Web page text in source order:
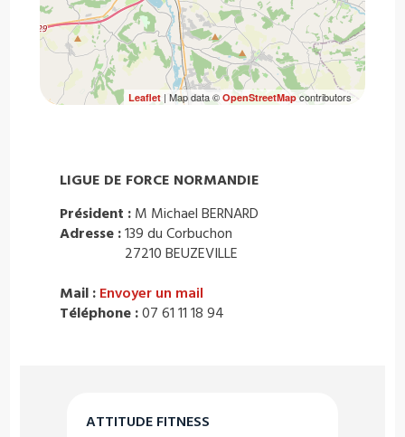
ATTITUDE FITNESS
Leaflet| Map data © OpenStreetMapcontributors
LIGUE DE FORCE NORMANDIE
Président : M Michael BERNARD
Adresse :139 du Corbuchon
27210 BEUZEVILLE
Mail : Envoyer un mail
Téléphone :07 61 11 18 94